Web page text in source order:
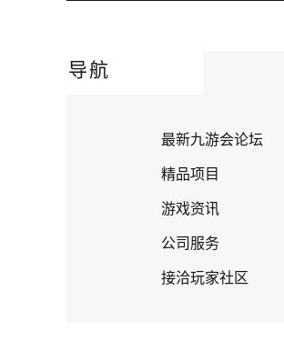
导航
最新九游会论坛
精品项目
游戏资讯
公司服务
接洽玩家社区